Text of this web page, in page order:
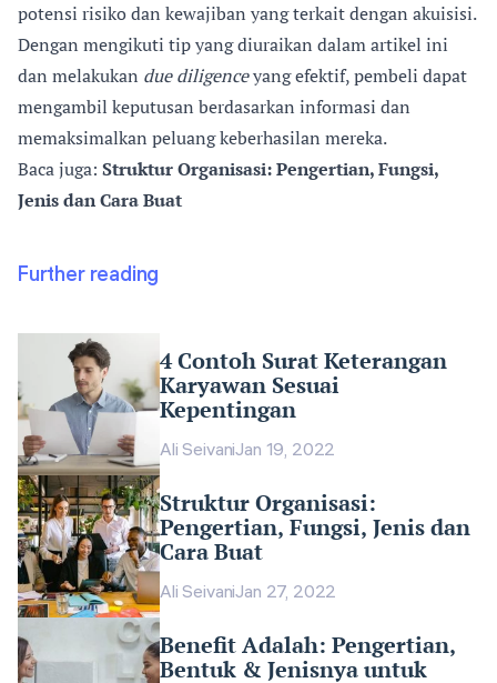
potensi risiko dan kewajiban yang terkait dengan akuisisi.
Dengan mengikuti tip yang diuraikan dalam artikel ini
dan melakukan due diligenceyang efektif, pembeli dapat
mengambil keputusan berdasarkan informasi dan
memaksimalkan peluang keberhasilan mereka.
Baca juga: Struktur Organisasi: Pengertian, Fungsi,
Jenis dan Cara Buat
Further reading
4 Contoh Surat Keterangan
Karyawan Sesuai
Kepentingan
Ali SeivaniJan 19, 2022
Struktur Organisasi:
Pengertian, Fungsi, Jenis dan
Cara Buat
Ali SeivaniJan 27, 2022
Benefit Adalah: Pengertian,
Bentuk & Jenisnya untuk